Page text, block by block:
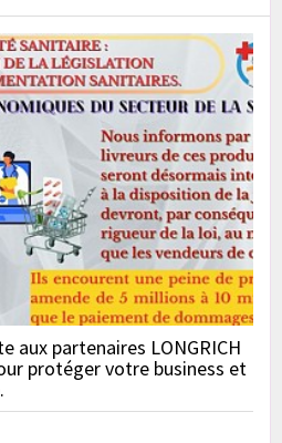
partenaires LONGRICH
protéger votre business et